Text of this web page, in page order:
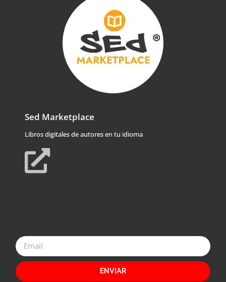
Sed Marketplace
Libros digitales de autores en tu idioma
ENVIAR